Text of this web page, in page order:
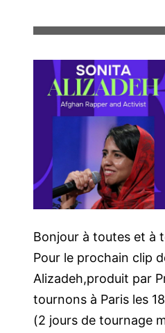
Bonjour à toutes et à
Pour le prochain clip
Alizadeh,produit par
tournons à Paris les
(2 jours de tournage